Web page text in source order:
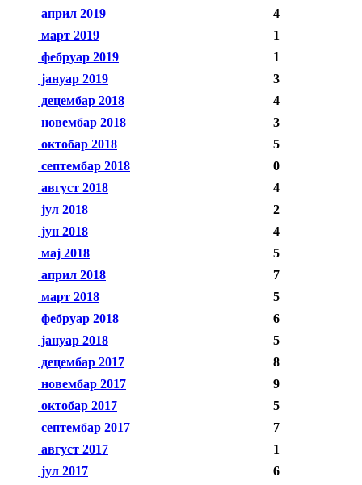
април 2019
4
март 2019
1
фебруар 2019
1
јануар 2019
3
децембар 2018
4
новембар 2018
3
октобар 2018
5
септембар 2018
0
август 2018
4
јул 2018
2
јун 2018
4
мај 2018
5
април 2018
7
март 2018
5
фебруар 2018
6
јануар 2018
5
децембар 2017
8
новембар 2017
9
октобар 2017
5
септембар 2017
7
август 2017
1
јул 2017
6